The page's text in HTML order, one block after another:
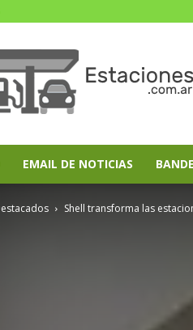
EMAIL DE NOTICIAS
Shell transforma las